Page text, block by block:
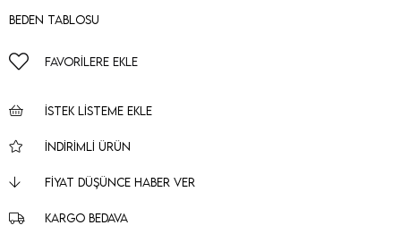
Beden Tablosu
FAVORILERE EKLE
İSTEK LISTEME EKLE
İNDIRIMLI ÜRÜN
FIYAT DÜŞÜNCE HABER VER
KARGO BEDAVA